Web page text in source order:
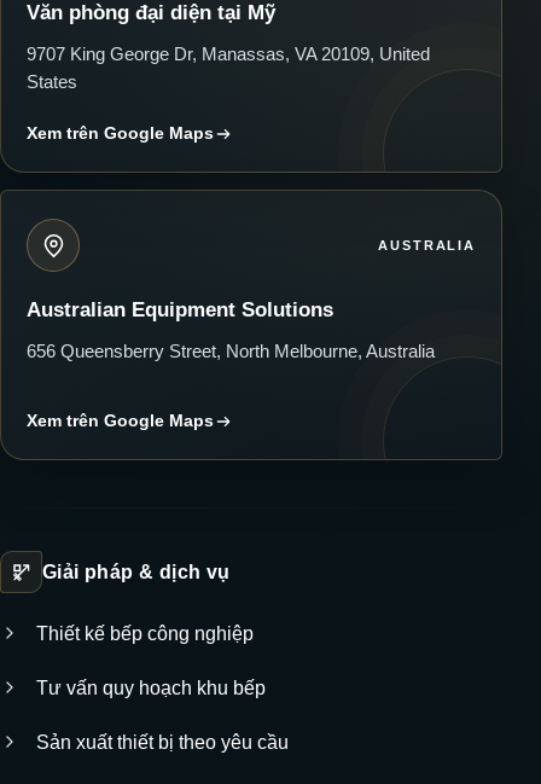
Văn phòng đại diện tại Mỹ
9707 King George Dr, Manassas, VA 20109, United
States
Xem trên Google Maps
AUSTRALIA
Australian Equipment Solutions
656 Queensberry Street, North Melbourne, Australia
Xem trên Google Maps
Giải pháp & dịch vụ
Thiết kế bếp công nghiệp
Tư vấn quy hoạch khu bếp
Sản xuất thiết bị theo yêu cầu